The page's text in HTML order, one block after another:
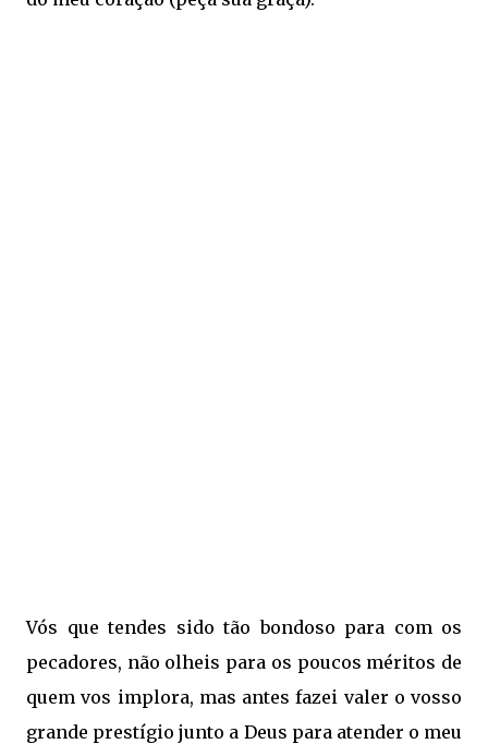
Vós que tendes sido tão bondoso para com os
pecadores, não olheis para os poucos méritos de
quem vos implora, mas antes fazei valer o vosso
grande prestígio junto a Deus para atender o meu